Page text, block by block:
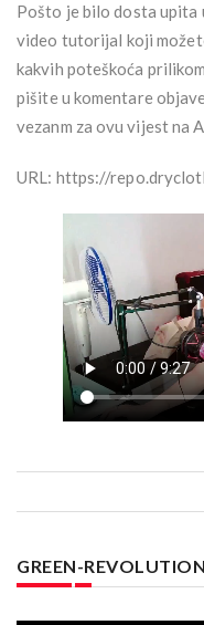
Pošto je bilo dosta upita
video tutorijal koji
kakvih poteškoća
pišite u komentare
vezanm za ovu vijest na
URL: https://
GREEN-